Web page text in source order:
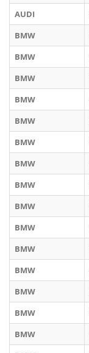
AUDI
BMW
BMW
BMW
BMW
BMW
BMW
BMW
BMW
BMW
BMW
BMW
BMW
BMW
BMW
BMW